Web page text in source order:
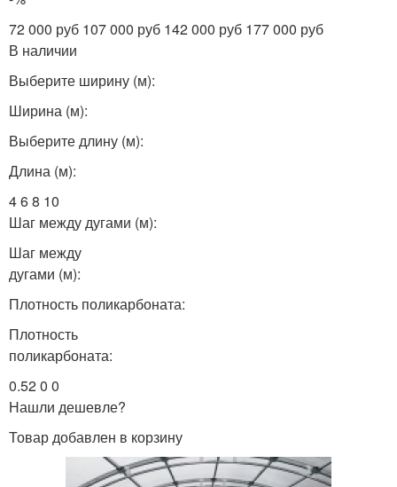
72 000 руб 107 000 руб 142 000 руб 177 000 руб
В наличии
Выберите ширину (м):
Ширина (м):
Выберите длину (м):
Длина (м):
4 6 8 10
Шаг между дугами (м):
Шаг между
дугами (м):
Плотность поликарбоната:
Плотность
поликарбоната:
0.52 0 0
Нашли дешевле?
Товар добавлен в корзину